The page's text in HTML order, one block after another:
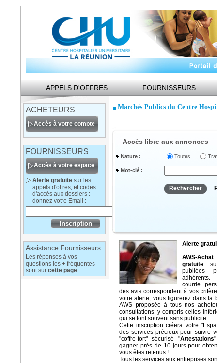
APPELS D'OFFRES FOURNISSEURS
ACHETEURS
Accès à votre compte
FOURNISSEURS
Accès à votre espace
Alerte gratuite sur les
appels d'offres, et codes
d'accès aux dossiers :
donnez votre Email :
Assistance Fournisseurs
Les réponses à vos
questions les + fréquentes
sont sur cette page.
Marchés Publics du Centre
Accès libre aux annonces
Nature : Toutes
Mot-clé :
Alerte
AWS-
gratuite
publiées
courriel
des avis correspondent à vos
votre alerte, vous figurerez dans la
AWS proposée à tous nos
consultations, y compris celles
qui se font souvent sans publicité.
Cette inscription créera votre
des services précieux pour suivre
"coffre-fort" sécurisé "Attestations
gagner près de 10 jours pour
vous êtes retenus !
Tous les services aux entreprises